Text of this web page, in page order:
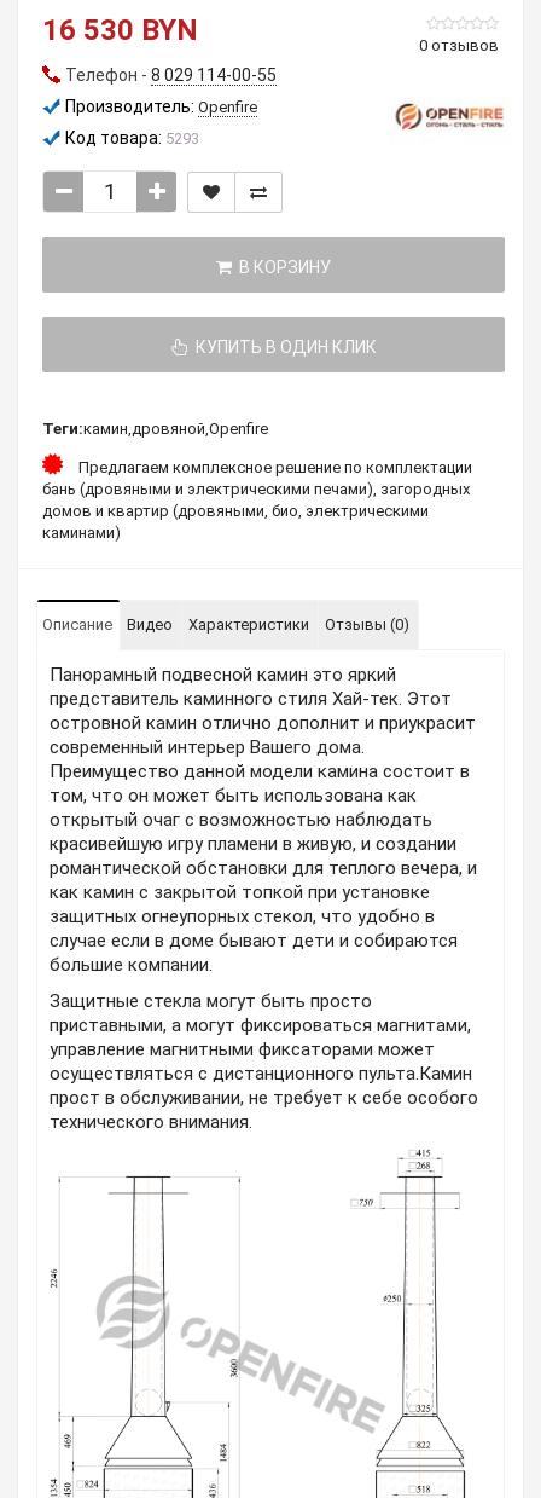
0 отзывов
16 530 BYN
Телефон - 8 029 114-00-55
Производитель: Openfire
Код товара: 5293
В КОРЗИНУ
КУПИТЬ В ОДИН КЛИК
Теги:камин,дровяной,Openfire
Предлагаем комплексное решение по комплектации
бань (дровяными и электрическими печами), загородных
домов и квартир (дровяными, био, электрическими
каминами)
Описание Видео Характеристики Отзывы (0)
Панорамный подвесной камин это яркий
представитель каминного стиля Хай-тек. Этот
островной камин отлично дополнит и приукрасит
современный интерьер Вашего дома.
Преимущество данной модели камина состоит в
том, что он может быть использована как
открытый очаг с возможностью наблюдать
красивейшую игру пламени в живую, и создании
романтической обстановки для теплого вечера, и
как камин с закрытой топкой при установке
защитных огнеупорных стекол, что удобно в
случае если в доме бывают дети и собираются
большие компании.
Защитные стекла могут быть просто
приставными, а могут фиксироваться магнитами,
управление магнитными фиксаторами может
осуществляться с дистанционного пульта.Камин
прост в обслуживании, не требует к себе особого
технического внимания.